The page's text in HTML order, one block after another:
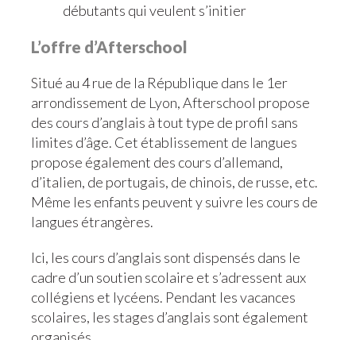
débutants qui veulent s’initier
L’offre d’Afterschool
Situé au 4 rue de la République dans le 1er
arrondissement de Lyon, Afterschool propose
des cours d’anglais à tout type de profil sans
limites d’âge. Cet établissement de langues
propose également des cours d’allemand,
d’italien, de portugais, de chinois, de russe, etc.
Même les enfants peuvent y suivre les cours de
langues étrangères.
Ici, les cours d’anglais sont dispensés dans le
cadre d’un soutien scolaire et s’adressent aux
collégiens et lycéens. Pendant les vacances
scolaires, les stages d’anglais sont également